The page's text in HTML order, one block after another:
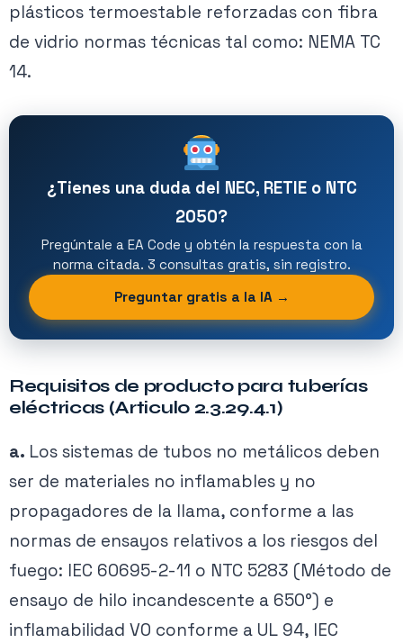
plásticos termoestable reforzadas con fibra
de vidrio normas técnicas tal como: NEMA TC
14.
¿Tienes una duda del NEC, RETIE o NTC
2050?
Pregúntale a EA Code y obtén la respuesta con la
norma citada. 3 consultas gratis, sin registro.
Preguntar gratis a la IA →
Requisitos de producto para tuberías
eléctricas (Articulo 2.3.29.4.1)
a. Los sistemas de tubos no metálicos deben
ser de materiales no inflamables y no
propagadores de la llama, conforme a las
normas de ensayos relativos a los riesgos del
fuego: IEC 60695-2-11 o NTC 5283 (Método de
ensayo de hilo incandescente a 650°) e
inflamabilidad V0 conforme a UL 94, IEC